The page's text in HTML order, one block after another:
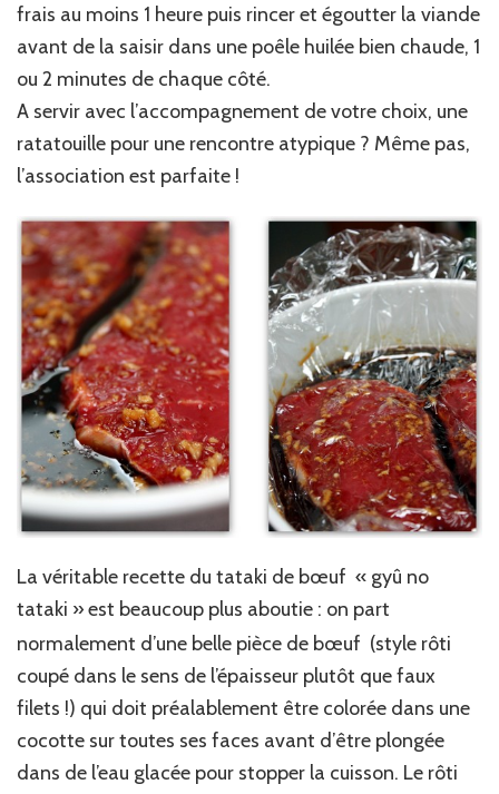
frais au moins 1 heure puis rincer et égoutter la viande
avant de la saisir dans une poêle huilée bien chaude, 1
ou 2 minutes de chaque côté.
A servir avec l’accompagnement de votre choix, une
ratatouille pour une rencontre atypique ? Même pas,
l’association est parfaite !
La véritable recette du tataki de bœuf « gyû no
tataki »est beaucoup plus aboutie : on part
normalement d’une belle pièce de bœuf (style rôti
coupé dans le sens de l’épaisseur plutôt que faux
filets !) qui doit préalablement être colorée dans une
cocotte sur toutes ses faces avant d’être plongée
dans de l’eau glacée pour stopper la cuisson. Le rôti